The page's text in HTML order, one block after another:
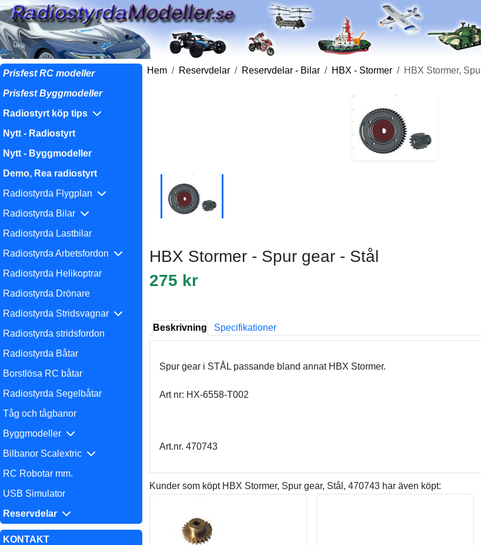
Prisfest RC modeller
Prisfest Byggmodeller
Radiostyrt köp tips
Nytt - Radiostyrt
Nytt - Byggmodeller
Demo, Rea radiostyrt
Radiostyrda Flygplan
Radiostyrda Bilar
Radiostyrda Lastbilar
Radiostyrda Arbetsfordon
Radiostyrda Helikoptrar
Radiostyrda Drönare
Radiostyrda Stridsvagnar
Radiostyrda stridsfordon
Radiostyrda Båtar
Borstlösa RC båtar
Radiostyrda Segelbåtar
Tåg och tågbanor
Byggmodeller
Bilbanor Scalextric
RC Robotar mm.
USB Simulator
Reservdelar
KONTAKT
Hem Reservdelar Reservdelar - Bilar HBX - Stormer HBX Stormer,
HBX Stormer - Spur gear - Stål
275 kr
Beskrivning Specifikationer
Spur gear i STÅL passande bland annat HBX Stormer.
Art nr: HX-6558-T002
Art.nr. 470743
Kunder som köpt HBX Stormer, Spur gear, Stål, 470743 har även köpt: